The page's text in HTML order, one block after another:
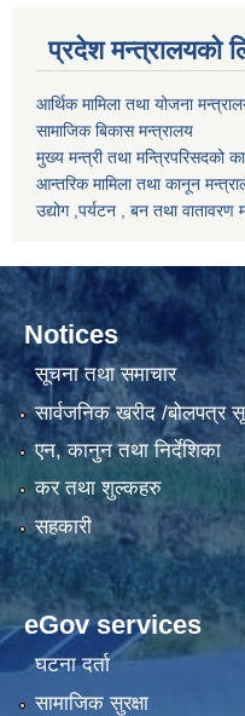
प्रदेश मन्त्रालयको
आर्थिक मामिला तथा योजना
सामाजिक बिकास मन्त्रालय
मुख्य मन्त्री तथा मन्त्रिपरिसदको
आन्तरिक मामिला तथा कानून
उद्योग ,पर्यटन , बन तथा वातावरण
Notices
सूचना तथा समाचार
सार्वजनिक खरीद /बोलपत्र
एन, कानुन तथा निर्देशिका
कर तथा शुल्कहरु
सहकारी
eGov services
घटना दर्ता
सामाजिक सुरक्षा